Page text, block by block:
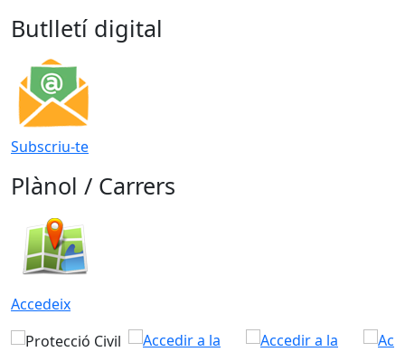
Butlletí digital
Subscriu-te
Plànol / Carrers
Accedeix